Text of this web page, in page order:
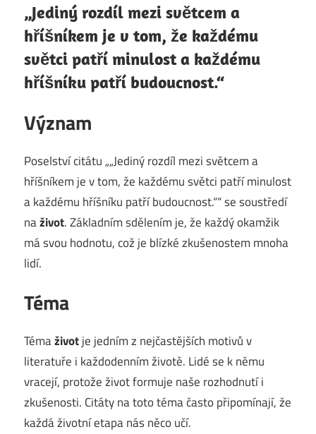
„Jediný rozdíl mezi světcem a
hříšníkem je v tom, že každému
světci patří minulost a každému
hříšníku patří budoucnost.“
Význam
Poselství citátu „„Jediný rozdíl mezi světcem a
hříšníkem je v tom, že každému světci patří minulost
a každému hříšníku patří budoucnost.““ se soustředí
naživot. Základním sdělením je, že každý okamžik
má svou hodnotu, což je blízké zkušenostem mnoha
lidí.
Téma
Témaživotje jedním z nejčastějších motivů v
literatuře i každodenním životě. Lidé se k němu
vracejí, protože život formuje naše rozhodnutí i
zkušenosti. Citáty na toto téma často připomínají, že
každá životní etapa nás něco učí.